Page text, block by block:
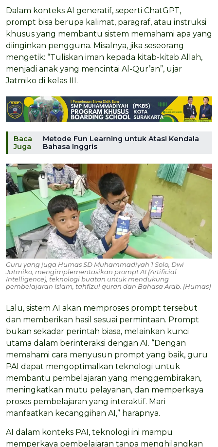
Dalam konteks AI generatif, seperti ChatGPT,
prompt bisa berupa kalimat, paragraf, atau instruksi
khusus yang membantu sistem memahami apa yang
diinginkan pengguna. Misalnya, jika seseorang
mengetik: “Tuliskan iman kepada kitab-kitab Allah,
menjadi anak yang mencintai Al-Qur’an”, ujar
Jatmiko di kelas III.
Baca
Juga
Metode Fun Learning untuk Atasi Kendala
Bahasa Inggris
Guru yang juga Humas SD Muhammadiyah 1 Solo, Dwi
Jatmiko, mengimplementasikan prompt AI (Artificial
Intelligence), teknologi buatan untuk mendukung
pembelajaran Islam, tahfizul quran dan Bahasa Arab. (Humas)
Lalu, sistem AI akan memproses prompt tersebut
dan memberikan hasil sesuai permintaan. Prompt
bukan sekadar perintah biasa, melainkan kunci
utama dalam berinteraksi dengan AI. “Dengan
memahami cara menyusun prompt yang baik, guru
PAI dapat mengoptimalkan teknologi untuk
membantu pembelajaran yang menggembirakan,
meningkatkan mutu pelayanan, dan memperkaya
proses pembelajaran yang interaktif. Mari
manfaatkan kecanggihan AI,” harapnya.
AI dalam konteks PAI, teknologi ini mampu
memperkaya pembelajaran tanpa menghilangkan